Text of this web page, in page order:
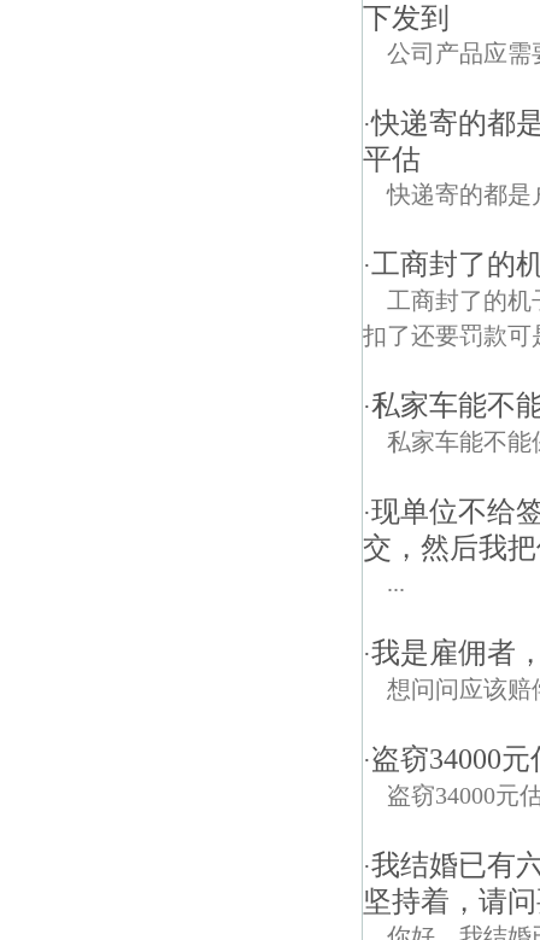
下发到
公司产品应需
·快递寄的都
平估
快递寄的都是
·工商封了的
工商封了的
扣了还要罚款可
·私家车能不
私家车能不能
·现单位不给
交，然后我
...
·我是雇佣者
想问问应该赔
·盗窃34000
盗窃34000元
·我结婚已有
坚持着，请